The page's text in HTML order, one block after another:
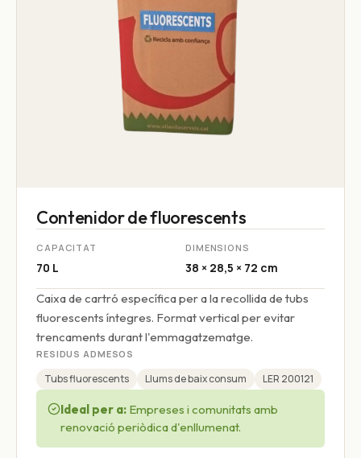
Contenidor de fluorescents
CAPACITAT
70 L
DIMENSIONS
38 × 28,5 × 72 cm
Caixa de cartró específica per a la recollida de tubs
fluorescents íntegres. Format vertical per evitar
trencaments durant l'emmagatzematge.
RESIDUS ADMESOS
Tubs fluorescents Llums de baix consum LER 200121
Ideal per a: Empreses i comunitats amb
renovació periòdica d'enllumenat.